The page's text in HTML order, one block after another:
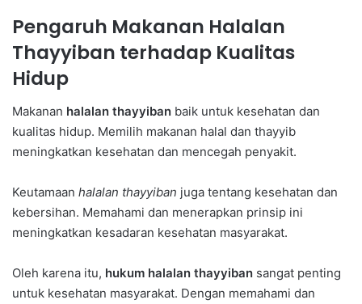
Pengaruh Makanan Halalan
Thayyiban terhadap Kualitas
Hidup
Makanan halalan thayyiban baik untuk kesehatan dan
kualitas hidup. Memilih makanan halal dan thayyib
meningkatkan kesehatan dan mencegah penyakit.
Keutamaan halalan thayyiban juga tentang kesehatan dan
kebersihan. Memahami dan menerapkan prinsip ini
meningkatkan kesadaran kesehatan masyarakat.
Oleh karena itu, hukum halalan thayyiban sangat penting
untuk kesehatan masyarakat. Dengan memahami dan